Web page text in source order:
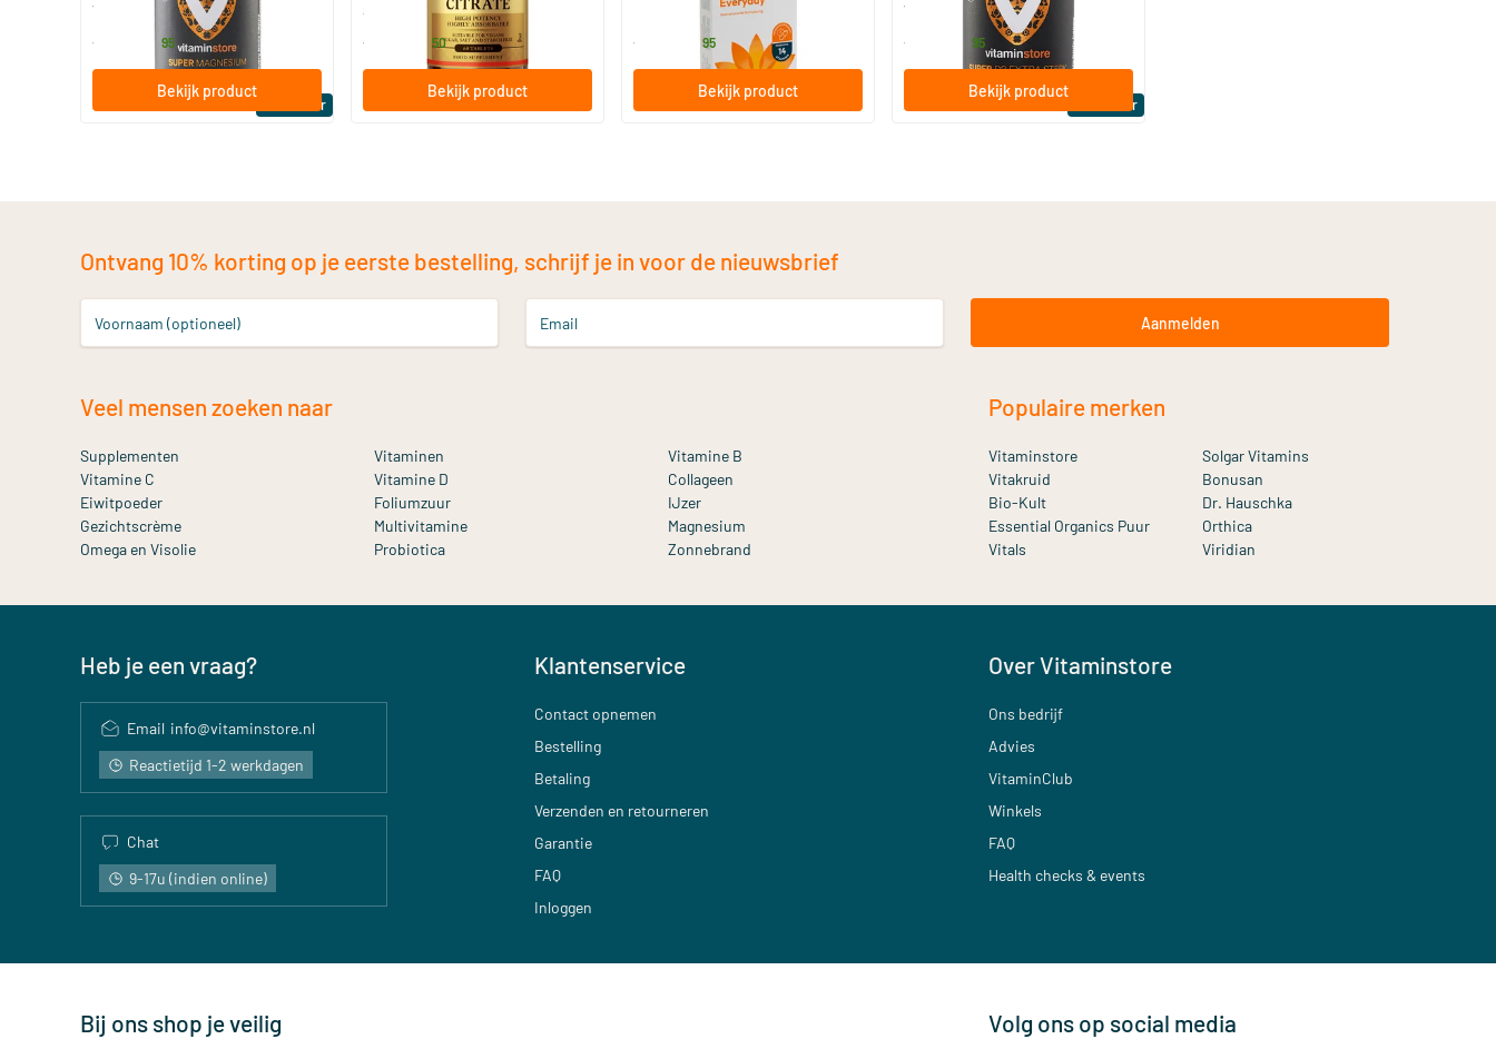
Bestseller
Vitaminstore
vanaf 95
Bekijk product
Solgar Vitamins
vanaf 50
Bekijk product
vanaf .95
Bekijk product
Bestseller
Vitaminstore
vanaf 95
Bekijk product
Ontvang 10% korting op je eerste bestelling, schrijf je in voor de nieuwsbrief
Voornaam (optioneel) Email Aanmelden
Veel mensen zoeken naar
Supplementen Vitaminen
Vitamine B
Vitamine C
Vitamine D
Collageen
Eiwitpoeder
Foliumzuur
IJzer
Gezichtscrème
Multivitamine
Magnesium
Omega en Visolie
Probiotica Zonnebrand
Populaire merken
Vitaminstore
Solgar Vitamins
Vitakruid
Bonusan
Bio-Kult
Dr. Hauschka
Essential Organics Puur
Orthica
Vitals
Viridian
Heb je een vraag?
Email info@vitaminstore.nl
Reactietijd 1-2 werkdagen
Chat
9-17u (indien online)
Klantenservice
Contact opnemen
Bestelling
Betaling
Verzenden en retourneren
Garantie
FAQ
Inloggen
Over Vitaminstore
Ons bedrijf
Advies
VitaminClub
Winkels
FAQ
Health checks & events
Bij ons shop je veilig Volg ons op social media